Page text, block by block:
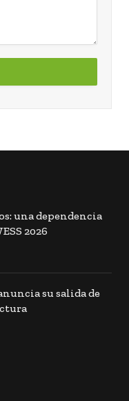
una dependencia
2026
su salida de